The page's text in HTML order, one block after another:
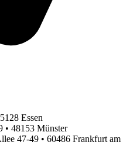
Essen
• 48153 Münster
47-49 • 60486 Frankfurt am